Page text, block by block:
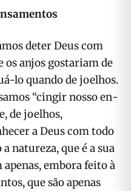
deter Deus com
os anjos gostariam de
lo quando de joelhos.
“cingir nosso en­
de joelhos,
a Deus com todo
natureza, que é a sua
embora feito à
que são apenas